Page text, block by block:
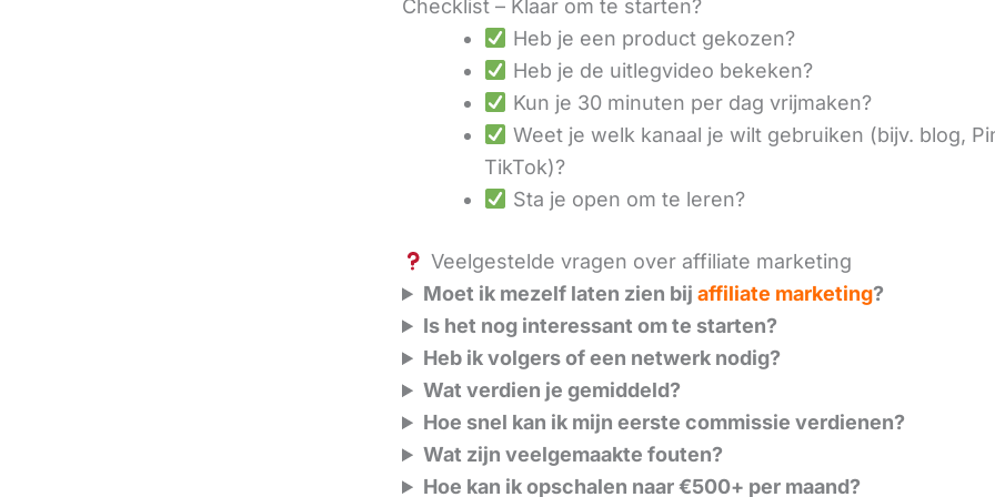
Checklist – Klaar om te starten?
Heb je een product gekozen?
Heb je de uitlegvideo bekeken?
Kun je 30 minuten per dag vrijmaken?
Weet je welk kanaal je wilt gebruiken (bijv. blog,
TikTok)?
Sta je open om te leren?
Veelgestelde vragen over affiliate marketing
Moet ik mezelf laten zien bijaffiliate marketing?
Is het nog interessant om te starten?
Heb ik volgers of een netwerk nodig?
Wat verdien je gemiddeld?
Hoe snel kan ik mijn eerste commissie verdienen?
Wat zijn veelgemaakte fouten?
Hoe kan ik opschalen naar €500+ per maand?